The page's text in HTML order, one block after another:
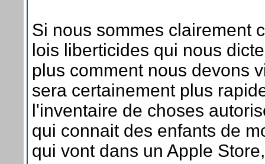
Si nous sommes clairement
lois liberticides qui nous
plus comment nous devons
sera certainement plus
l'inventaire de choses
qui connait des enfants de
qui vont dans un Apple